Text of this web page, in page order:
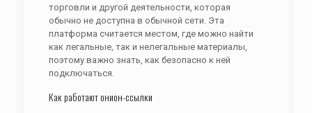
торговли и другой деятельности, которая
обычно не доступна в обычной сети. Эта
платформа считается местом, где можно найти
как легальные, так и нелегальные материалы,
поэтому важно знать, как безопасно к ней
подключаться.
Как работают онион-ссылки